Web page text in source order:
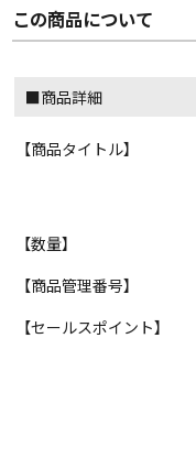
この商品について
■商品詳細
【商品タイトル】
【数量】
【商品管理番号】
【セールスポイント】